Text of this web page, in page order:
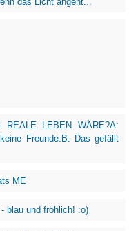
LEBEN WÄRE?A:
Freunde.B: Das gefällt
ME
blau und fröhlich! :o)